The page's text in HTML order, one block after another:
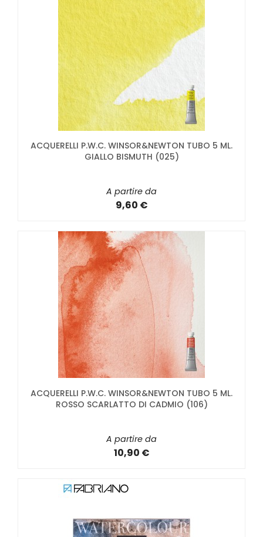
ACQUERELLI P.W.C. WINSOR&NEWTON TUBO 5 ML.
GIALLO BISMUTH (025)
A partire da
9,60 €
ACQUERELLI P.W.C. WINSOR&NEWTON TUBO 5 ML.
ROSSO SCARLATTO DI CADMIO (106)
A partire da
10,90 €